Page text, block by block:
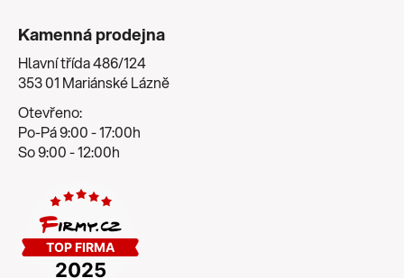
Kamenná prodejna
Hlavní třída 486/124
353 01 Mariánské Lázně
Otevřeno:
Po-Pá 9:00 - 17:00h
So 9:00 - 12:00h